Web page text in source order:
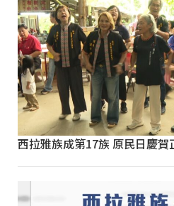
西拉雅族成第17族 原民日慶賀